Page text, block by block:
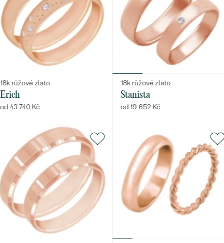
18k růžové zlato
Erich
od 43 740 Kč
18k růžové zlato
Stanista
od 19 652 Kč